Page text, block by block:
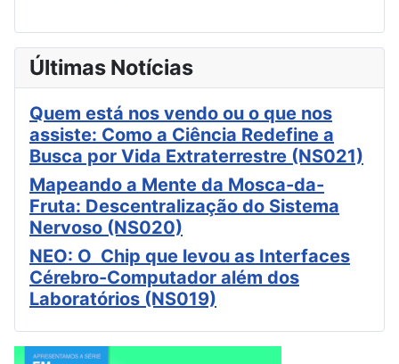
Últimas Notícias
Quem está nos vendo ou o que nos
assiste: Como a Ciência Redefine a
Busca por Vida Extraterrestre (NS021)
Mapeando a Mente da Mosca-da-
Fruta: Descentralização do Sistema
Nervoso (NS020)
NEO: O Chip que levou as Interfaces
Cérebro-Computador além dos
Laboratórios (NS019)